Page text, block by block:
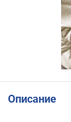
Описание